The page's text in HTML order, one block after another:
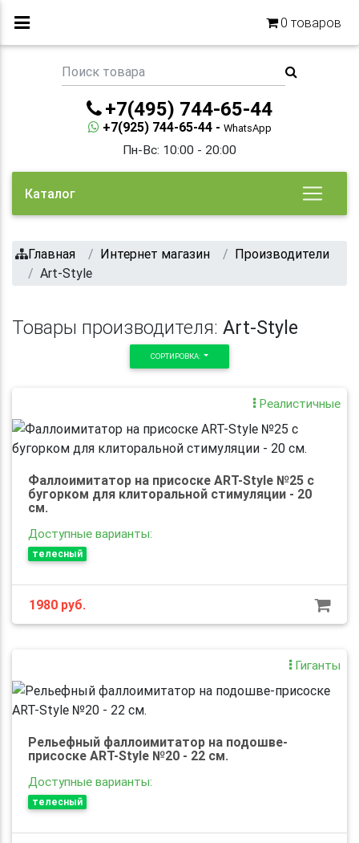
0 товаров
+7(495) 744-65-44
+7(925) 744-65-44 - WhatsApp
Пн-Вс: 10:00 - 20:00
Каталог
Главная Интернет магазин
Производители
Art-Style
Товары производителя: Art-Style
СОРТИРОВКА:
Реалистичные
Фаллоимитатор на присоске ART-Style №25 с
бугорком для клиторальной стимуляции - 20
см.
Доступные варианты:
телесный
1980 руб.
Гиганты
Рельефный фаллоимитатор на подошве-
присоске ART-Style №20 - 22 см.
Доступные варианты:
телесный